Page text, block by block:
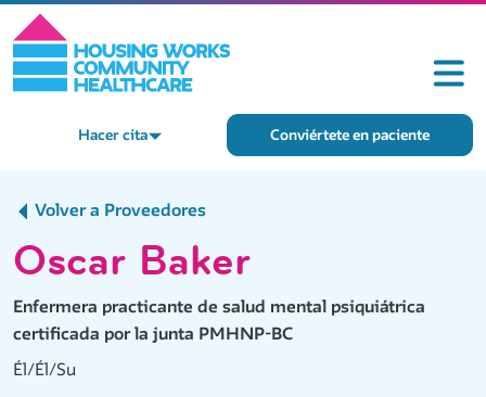
Hacer cita Conviértete en paciente
Volver a Proveedores
Oscar Baker
Enfermera practicante de salud mental psiquiátrica
certificada por la junta PMHNP-BC
Él/Él/Su